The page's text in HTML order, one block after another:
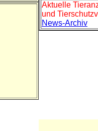
Aktuelle
und
News-Archiv